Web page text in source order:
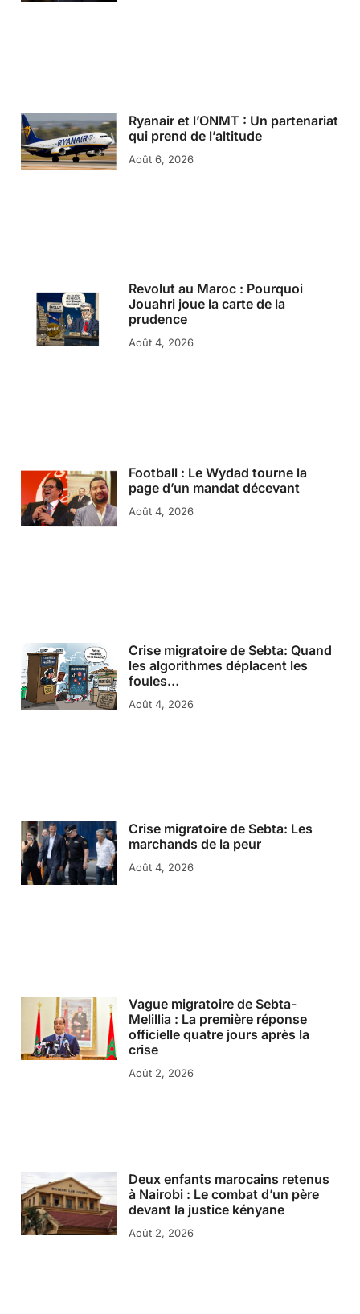
Ryanair et l’ONMT : Un partenariat
qui prend de l’altitude
Août 6, 2026
Revolut au Maroc : Pourquoi
Jouahri joue la carte de la
prudence
Août 4, 2026
Football : Le Wydad tourne la
page d’un mandat décevant
Août 4, 2026
Crise migratoire de Sebta: Quand
les algorithmes déplacent les
foules…
Août 4, 2026
Crise migratoire de Sebta: Les
marchands de la peur
Août 4, 2026
Vague migratoire de Sebta-
Melillia : La première réponse
officielle quatre jours après la
crise
Août 2, 2026
Deux enfants marocains retenus
à Nairobi : Le combat d’un père
devant la justice kényane
Août 2, 2026